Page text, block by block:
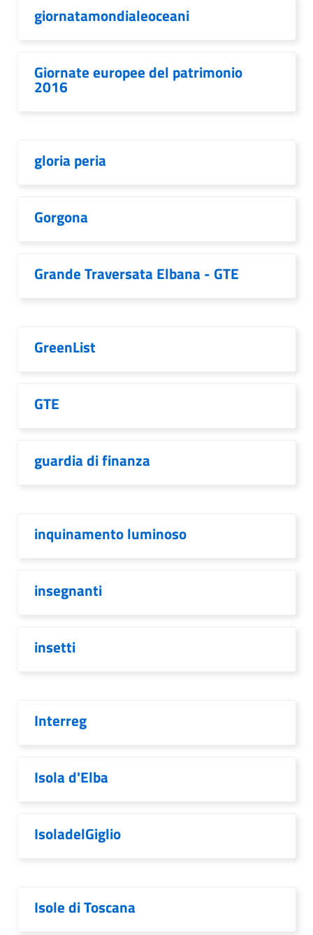
giornatamondialeoceani
Giornate europee del patrimonio
2016
gloria peria
Gorgona
Grande Traversata Elbana - GTE
GreenList
GTE
guardia di finanza
inquinamento luminoso
insegnanti
insetti
Interreg
Isola d'Elba
IsoladelGiglio
Isole di Toscana